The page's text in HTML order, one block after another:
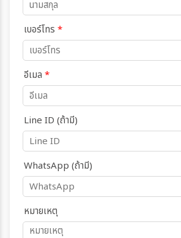
เบอร์โทร *
อีเมล *
Line ID (ถ้ามี)
WhatsApp (ถ้ามี)
หมายเหตุ